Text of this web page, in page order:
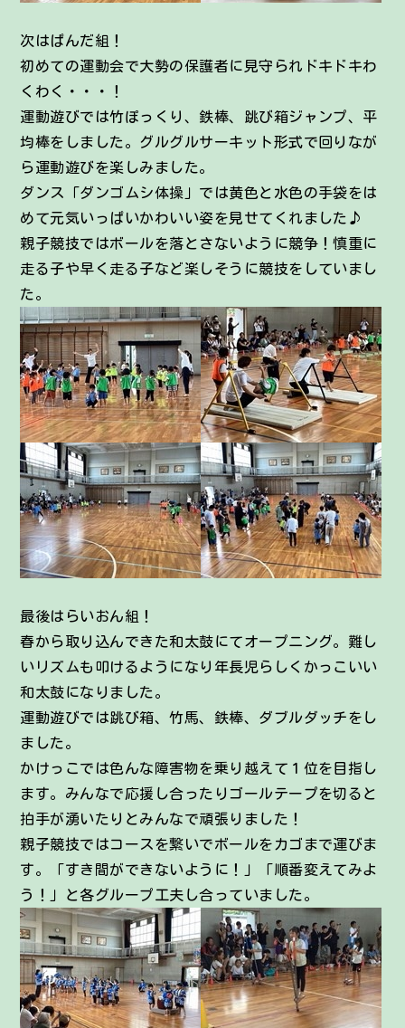
次はぱんだ組！
初めての運動会で大勢の保護者に見守られドキドキわ
くわく・・・！
運動遊びでは竹ぽっくり、鉄棒、跳び箱ジャンプ、平
均棒をしました。グルグルサーキット形式で回りなが
ら運動遊びを楽しみました。
ダンス「ダンゴムシ体操」では黄色と水色の手袋をは
めて元気いっぱいかわいい姿を見せてくれました♪
親子競技ではボールを落とさないように競争！慎重に
走る子や早く走る子など楽しそうに競技をしていまし
た。
最後はらいおん組！
春から取り込んできた和太鼓にてオープニング。難し
いリズムも叩けるようになり年長児らしくかっこいい
和太鼓になりました。
運動遊びでは跳び箱、竹馬、鉄棒、ダブルダッチをし
ました。
かけっこでは色んな障害物を乗り越えて１位を目指し
ます。みんなで応援し合ったりゴールテープを切ると
拍手が湧いたりとみんなで頑張りました！
親子競技ではコースを繋いでボールをカゴまで運びま
す。「すき間ができないように！」「順番変えてみよ
う！」と各グループ工夫し合っていました。